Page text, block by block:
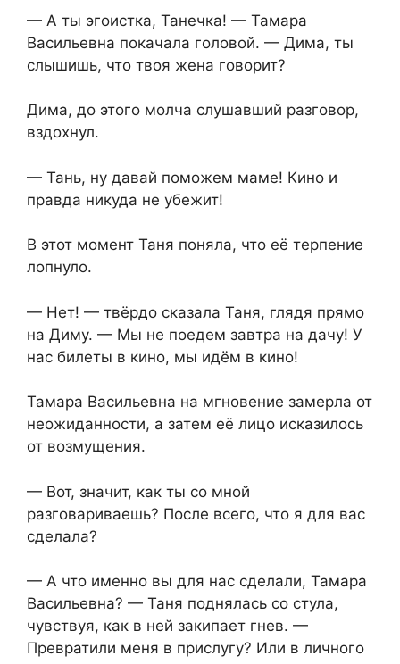
— А ты эгоистка, Танечка! — Тамара
Васильевна покачала головой. — Дима, ты
слышишь, что твоя жена говорит?
Дима, до этого молча слушавший разговор,
вздохнул.
— Тань, ну давай поможем маме! Кино и
правда никуда не убежит!
В этот момент Таня поняла, что её терпение
лопнуло.
— Нет! — твёрдо сказала Таня, глядя прямо
на Диму. — Мы не поедем завтра на дачу! У
нас билеты в кино, мы идём в кино!
Тамара Васильевна на мгновение замерла от
неожиданности, а затем её лицо исказилось
от возмущения.
— Вот, значит, как ты со мной
разговариваешь? После всего, что я для вас
сделала?
— А что именно вы для нас сделали, Тамара
Васильевна? — Таня поднялась со стула,
чувствуя, как в ней закипает гнев. —
Превратили меня в прислугу? Или в личного